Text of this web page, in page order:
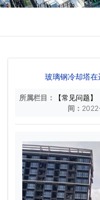
玻璃钢冷却塔
所属栏目： 【常见问题】
间：